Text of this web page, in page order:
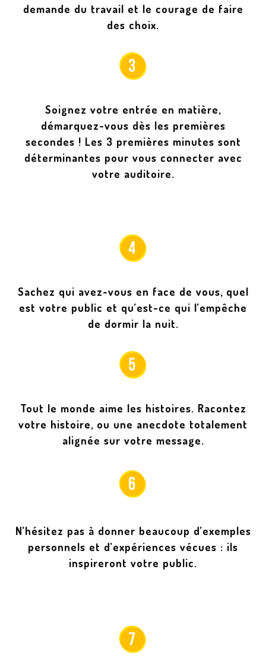
demande du travail et le courage de faire
des choix.
Soignez votre entrée en matière,
démarquez-vous dès les premières
secondes ! Les 3 premières minutes sont
déterminantes pour vous connecter avec
votre auditoire.
Sachez qui avez-vous en face de vous, quel
est votre public et qu’est-ce qui l’empêche
de dormir la nuit.
Tout le monde aime les histoires. Racontez
votre histoire, ou une anecdote totalement
alignée sur votre message.
N’hésitez pas à donner beaucoup d’exemples
personnels et d’expériences vécues : ils
inspireront votre public.